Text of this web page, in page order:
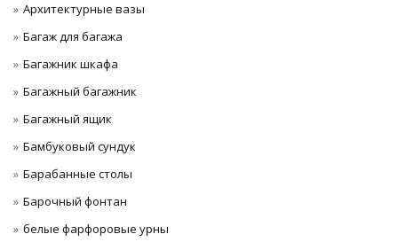
Архитектурные вазы
Багаж для багажа
Багажник шкафа
Багажный багажник
Багажный ящик
Бамбуковый сундук
Барабанные столы
Барочный фонтан
белые фарфоровые урны